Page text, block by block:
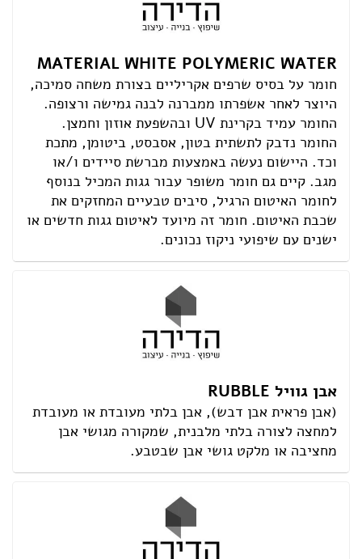
MATERIAL WHITE POLYMERIC WATER
חומר על בסיס שרפים אקריליים בצורת משחה סמיכה,
היוצר לאחר אשפרתו ממברנה לבנה גמישה ורצופה.
החומר עמיד בקרינת UV ובהשפעת אוזון וחמצן.
החומר נדבק לתשתית בטון, אסבסט, ביטומן, מתכת
וכד. היישום נעשה באמצעות מברשת סיידים ו/או
מגב. קיים גם חומר משופר עבור גגות המכיל בנוסף
לחומר האיטום הרגיל, סיבים טבעיים המחזקים את
שכבת האיטום. חומר זה מיועד לאיטום גגות חדשים או
ישנים עם שיפועי ניקוז נכונים.
אבן גוויל RUBBLE
(אבן פראית אבן דבש), אבן בלתי מעובדת או מעובדת
למחצה לצורה בלתי מלבנית, שמקורה מגושי אבן
מחציבה או מלקט גושי אבן שבטבע.